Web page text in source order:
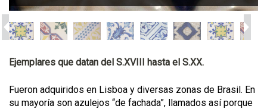
Ejemplares que datan del S.XVIII hasta el S.XX.
Fueron adquiridos en Lisboa y diversas zonas de Brasil. En
su mayoría son azulejos “de fachada”, llamados así porque